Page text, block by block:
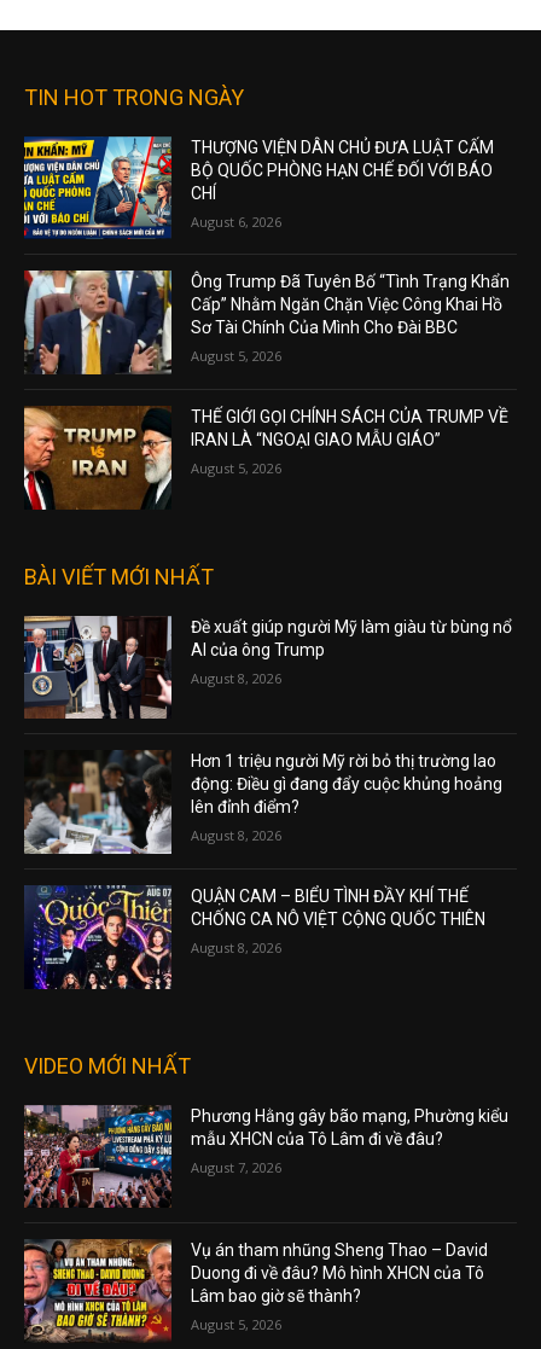
TIN HOT TRONG NGÀY
THƯỢNG VIỆN DÂN CHỦ ĐƯA LUẬT CẤM
BỘ QUỐC PHÒNG HẠN CHẾ ĐỐI VỚI BÁO
CHÍ
August 6, 2026
Ông Trump Đã Tuyên Bố “Tình Trạng Khẩn
Cấp” Nhằm Ngăn Chặn Việc Công Khai Hồ
Sơ Tài Chính Của Mình Cho Đài BBC
August 5, 2026
THẾ GIỚI GỌI CHÍNH SÁCH CỦA TRUMP VỀ
IRAN LÀ “NGOẠI GIAO MẪU GIÁO”
August 5, 2026
BÀI VIẾT MỚI NHẤT
Đề xuất giúp người Mỹ làm giàu từ bùng nổ
AI của ông Trump
August 8, 2026
Hơn 1 triệu người Mỹ rời bỏ thị trường lao
động: Điều gì đang đẩy cuộc khủng hoảng
lên đỉnh điểm?
August 8, 2026
QUẬN CAM – BIỂU TÌNH ĐẦY KHÍ THẾ
CHỐNG CA NÔ VIỆT CỘNG QUỐC THIÊN
August 8, 2026
VIDEO MỚI NHẤT
Phương Hằng gây bão mạng, Phường kiểu
mẫu XHCN của Tô Lâm đi về đâu?
August 7, 2026
Vụ án tham nhũng Sheng Thao – David
Duong đi về đâu? Mô hình XHCN của Tô
Lâm bao giờ sẽ thành?
August 5, 2026